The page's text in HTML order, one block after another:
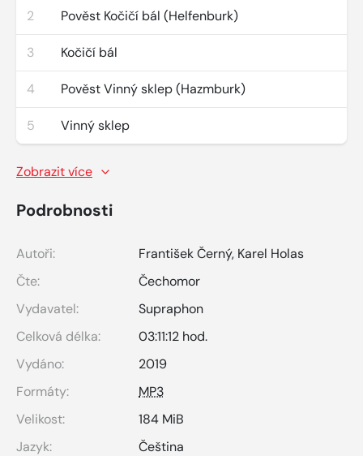
2 Pověst Kočičí bál (Helfenburk)
3 Kočičí bál
4 Pověst Vinný sklep (Hazmburk)
5 Vinný sklep
Zobrazit více
Podrobnosti
Autoři: František Černý, Karel Holas
Čte:
Čechomor
Vydavatel:
Supraphon
Celková délka:
03:11:12 hod.
Vydáno:
2019
Formáty:
MP3
Velikost:
184 MiB
Jazyk:
Čeština